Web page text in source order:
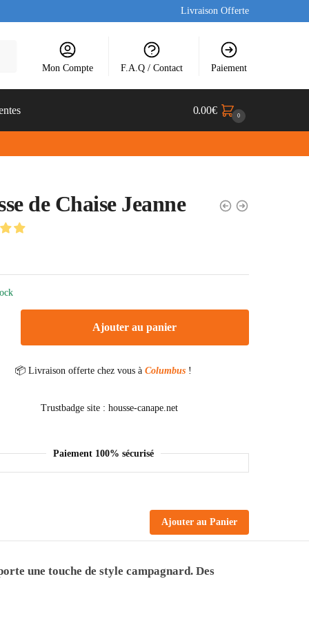
Livraison Offerte
Mon Compte F.A.Q / Contact Paiement
0.00€ 0
de Chaise Jeanne
Ajouter au panier
📦 Livraison offerte chez vous àColumbus !
Paiement 100% sécurisé
Ajouter au Panier
une touche de style campagnard. Des